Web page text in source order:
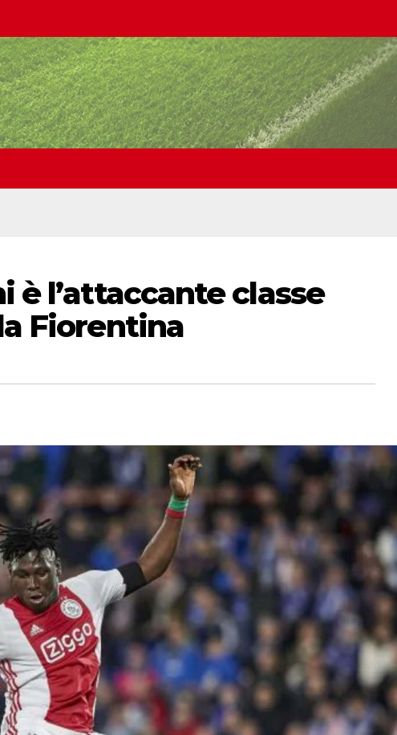
è l’attaccante classe
Fiorentina